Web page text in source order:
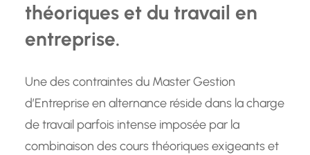
théoriques et du travail en
entreprise.
Une des contraintes du Master Gestion
d’Entreprise en alternance réside dans la charge
de travail parfois intense imposée par la
combinaison des cours théoriques exigeants et